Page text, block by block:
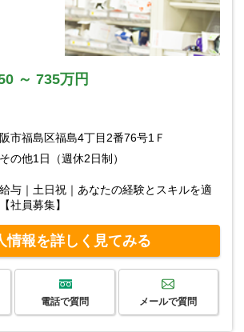
～ 735万円
市福島区福島4丁目2番76号1Ｆ
の他1日（週休2日制）
与｜土日祝｜あなたの経験とスキルを適
社員募集】
情報を詳しく見てみる
電話で質問 メールで質問